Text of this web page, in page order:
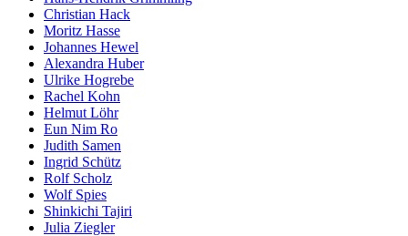
Christian Hack
Moritz Hasse
Johannes Hewel
Alexandra Huber
Ulrike Hogrebe
Rachel Kohn
Helmut Löhr
Eun Nim Ro
Judith Samen
Ingrid Schütz
Rolf Scholz
Wolf Spies
Shinkichi Tajiri
Julia Ziegler